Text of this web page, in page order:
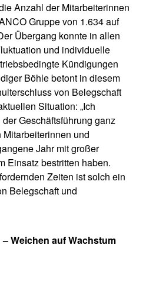
Anzahl der Mitarbeiterinnen
Gruppe von 1.634 auf
Übergang konnte in allen
und individuelle
Kündigungen
Böhle betont in diesem
von Belegschaft
Situation: „Ich
Geschäftsführung ganz
und
Jahr mit großer
Einsatz bestritten haben.
Zeiten ist solch ein
Belegschaft und
Weichen auf Wachstum